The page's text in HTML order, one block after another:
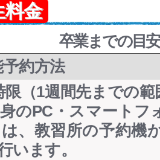
料金
卒業までの目
約方法
限（1週間先までの範
のPC・スマートフ
、教習所の予約機
います。